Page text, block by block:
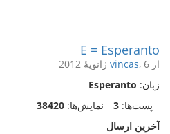
E = Esperanto
از vincas, 6 ژانویهٔ 2012
زبان: Esperanto
پست‌ها: 3 نمایش‌ها: 38420
آخرین ارسال